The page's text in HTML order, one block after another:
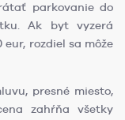
parkovanie do
Ak byt vyzerá
eur, rozdiel sa môže
presné miesto,
zahŕňa všetky